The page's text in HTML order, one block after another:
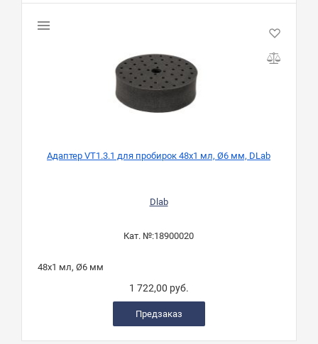
Адаптер VT1.3.1 для пробирок 48х1 мл, Ø6 мм, DLab
Dlab
Кат. №:18900020
48х1 мл, Ø6 мм
1 722,00 руб.
Предзаказ